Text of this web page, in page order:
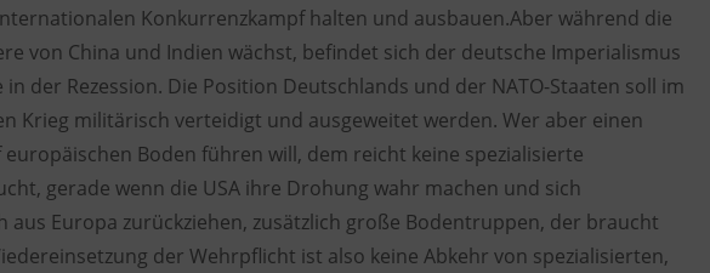
Konkurrenzkampf halten und ausbauen.Aber während die
von China und Indien wächst, befindet sich der deutsche Imperialismus
in der Rezession. Die Position Deutschlands und der NATO-Staaten soll im
Krieg militärisch verteidigt und ausgeweitet werden. Wer aber einen
Boden führen will, dem reicht keine spezialisierte
gerade wenn die USA ihre Drohung wahr machen und sich
aus Europa zurückziehen, zusätzlich große Bodentruppen, der braucht
der Wehrpflicht ist also keine Abkehr von spezialisierten,